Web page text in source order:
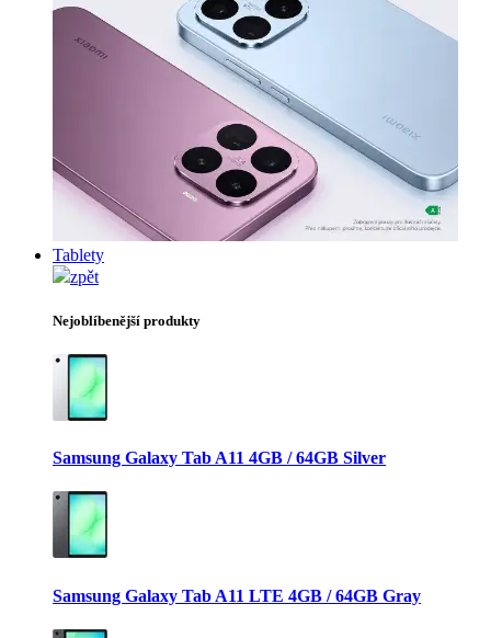
Tablety
zpět
Nejoblíbenější produkty
Samsung Galaxy Tab A11 4GB / 64GB Silver
Samsung Galaxy Tab A11 LTE 4GB / 64GB Gray